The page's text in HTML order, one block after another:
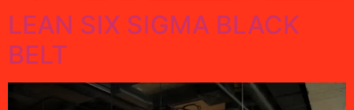
LEAN SIX SIGMA BLACK
BELT